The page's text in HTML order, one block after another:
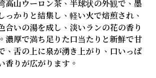
高山ウーロン茶、半球状の外観で、墨
っかりと結集し、軽い火で焙煎され、
合いの湯を成し、淡いランの花の香り
濃厚で満ち足りた口当たりと新鮮で甘
、舌の上に泉が湧き上がり、口いっぱ
香りが広がります。